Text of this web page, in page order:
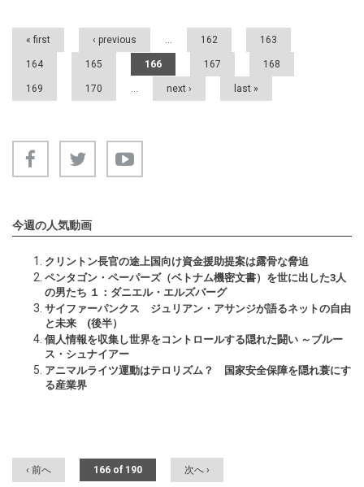
Pages
« first ‹ previous … 162 163
164 165 166 167 168
169 170 … next › last »
今週の人気動画
クリントン長官の途上国向け資金援助提案は露骨な脅迫
ペンタゴン・ペーパーズ（ベトナム機密文書）を世に出した3人
の男たち １：ダニエル・エルズバーグ
サイファーパンクス ジュリアン・アサンジが語るネットの自由
と未来 (後半）
個人情報を収集し世界をコントロールする隠れた闘い ～ブルー
ス・シュナイアー
アニマルライツ運動はテロリズム？ 国家安全保障を隠れ蓑にす
る産業界
‹ 前へ 166 of 190 次へ ›